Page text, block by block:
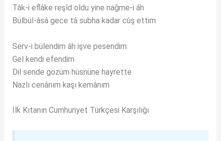
Tâk-i eflâke reşîd oldu yine nağme-i âh
Bülbül-âsâ gece tâ subha kadar cûş ettim
Serv-i bülendim âh işve pesendim
Gel kendi efendim
Dil sende gözüm hüsnüne hayrette
Nazlı cenânım kaşı kemânım
İlk Kıtanın Cumhuriyet Türkçesi Karşılığı